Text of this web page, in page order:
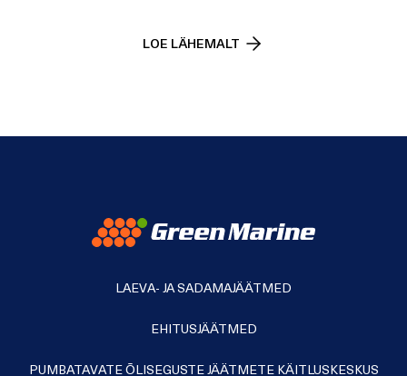
LOE LÄHEMALT
LAEVA- JA SADAMAJÄÄTMED
EHITUSJÄÄTMED
PUMBATAVATE ÕLISEGUSTE JÄÄTMETE KÄITLUSKESKUS